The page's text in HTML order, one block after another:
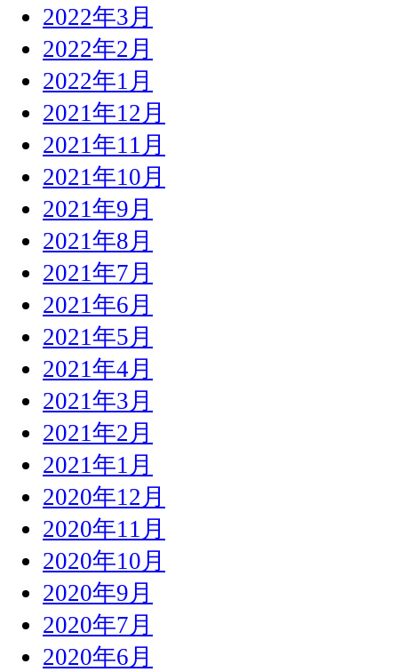
2022年3月
2022年2月
2022年1月
2021年12月
2021年11月
2021年10月
2021年9月
2021年8月
2021年7月
2021年6月
2021年5月
2021年4月
2021年3月
2021年2月
2021年1月
2020年12月
2020年11月
2020年10月
2020年9月
2020年7月
2020年6月